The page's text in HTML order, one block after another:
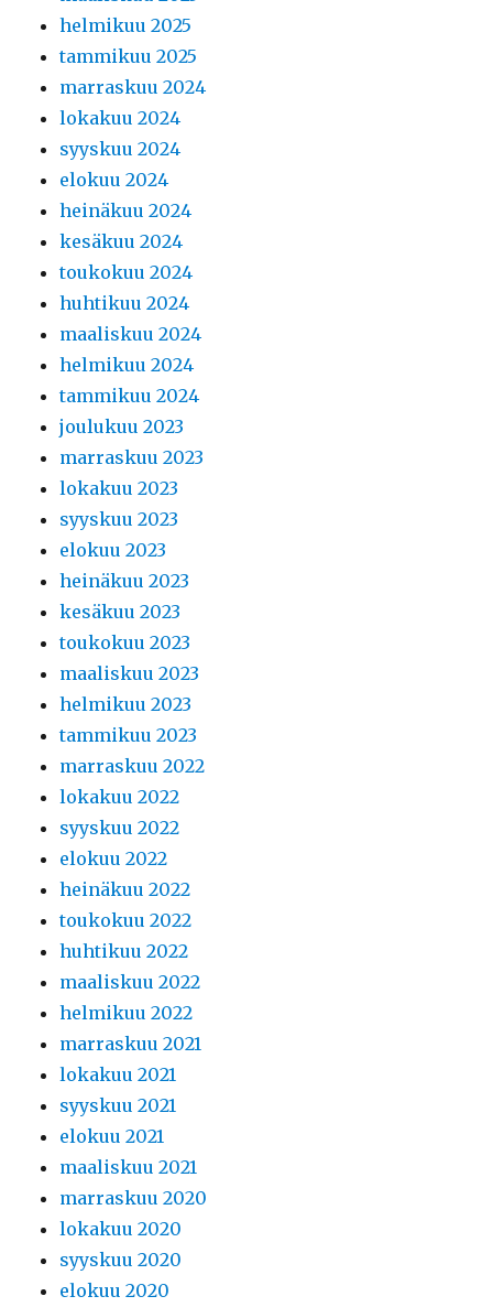
helmikuu 2025
tammikuu 2025
marraskuu 2024
lokakuu 2024
syyskuu 2024
elokuu 2024
heinäkuu 2024
kesäkuu 2024
toukokuu 2024
huhtikuu 2024
maaliskuu 2024
helmikuu 2024
tammikuu 2024
joulukuu 2023
marraskuu 2023
lokakuu 2023
syyskuu 2023
elokuu 2023
heinäkuu 2023
kesäkuu 2023
toukokuu 2023
maaliskuu 2023
helmikuu 2023
tammikuu 2023
marraskuu 2022
lokakuu 2022
syyskuu 2022
elokuu 2022
heinäkuu 2022
toukokuu 2022
huhtikuu 2022
maaliskuu 2022
helmikuu 2022
marraskuu 2021
lokakuu 2021
syyskuu 2021
elokuu 2021
maaliskuu 2021
marraskuu 2020
lokakuu 2020
syyskuu 2020
elokuu 2020